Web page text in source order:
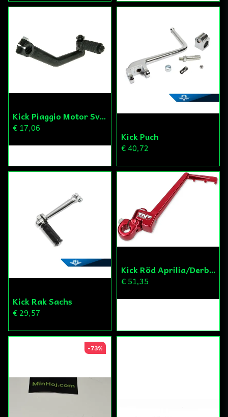
Kick Piaggio Motor Svart
€ 17,06
Kick Puch
€ 40,72
Kick Rak Sachs
€ 29,57
Kick Röd Aprilia/Derbi/Gilera
€ 51,35
-73%